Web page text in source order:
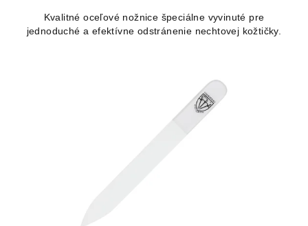
Kvalitné oceľové nožnice špeciálne vyvinuté pre
jednoduché a efektívne odstránenie nechtovej kožtičky.